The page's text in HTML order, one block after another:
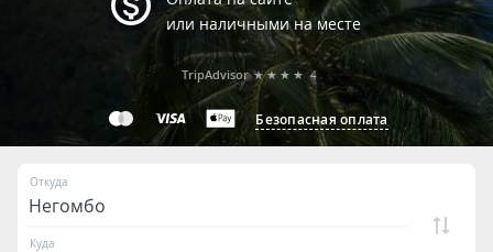
или наличными на месте
Безопасная оплата
TripAdvisor ★★★★ 4
Откуда
Куда